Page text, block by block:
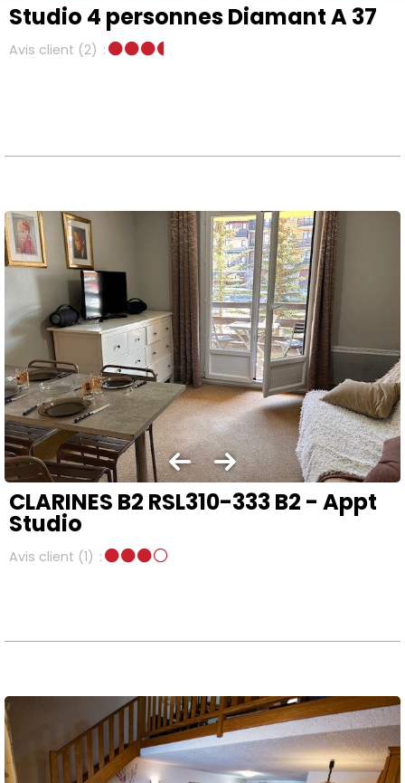
Studio 4 personnes Diamant A 37
Avis client (2)
CLARINES B2 RSL310-333 B2 - Appt
Studio
Avis client (1)